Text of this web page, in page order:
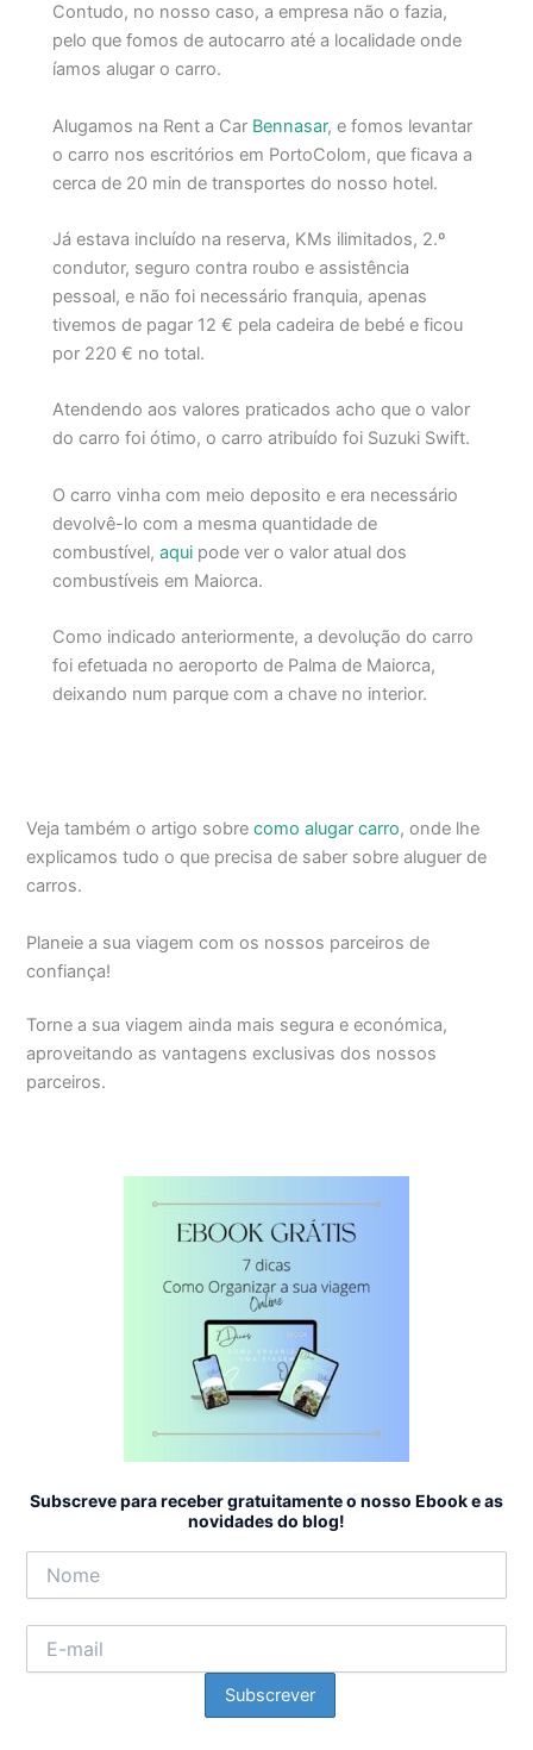
Contudo, no nosso caso, a empresa não o fazia,
pelo que fomos de autocarro até a localidade onde
íamos alugar o carro.
Alugamos na Rent a Car Bennasar, e fomos levantar
o carro nos escritórios em PortoColom, que ficava a
cerca de 20 min de transportes do nosso hotel.
Já estava incluído na reserva, KMs ilimitados, 2.º
condutor, seguro contra roubo e assistência
pessoal, e não foi necessário franquia, apenas
tivemos de pagar 12 € pela cadeira de bebé e ficou
por 220 € no total.
Atendendo aos valores praticados acho que o valor
do carro foi ótimo, o carro atribuído foi Suzuki Swift.
O carro vinha com meio deposito e era necessário
devolvê-lo com a mesma quantidade de
combustível,aqui pode ver o valor atual dos
combustíveis em Maiorca.
Como indicado anteriormente, a devolução do carro
foi efetuada no aeroporto de Palma de Maiorca,
deixando num parque com a chave no interior.
Veja também o artigo sobrecomo alugar carro, onde lhe
explicamos tudo o que precisa de saber sobre aluguer de
carros.
Planeie a sua viagem com os nossos parceiros de
confiança!
Torne a sua viagem ainda mais segura e económica,
aproveitando as vantagens exclusivas dos nossos
parceiros.
Subscreve para receber gratuitamente o nosso Ebook e as
novidades do blog!